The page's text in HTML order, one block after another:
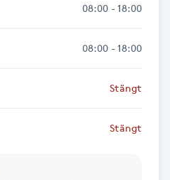
08:00 - 18:00
08:00 - 18:00
Stängt
Stängt